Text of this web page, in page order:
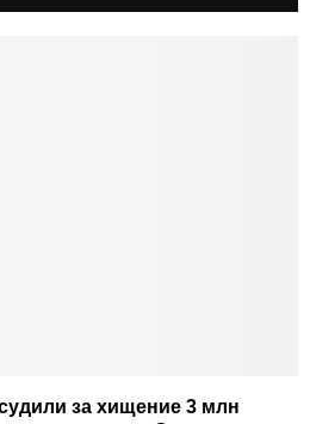
за хищение 3 млн